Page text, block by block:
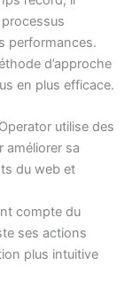
performances.
d’approche
en plus efficace.
utilise des
améliorer sa
du web et
compte du
ses actions
plus intuitive